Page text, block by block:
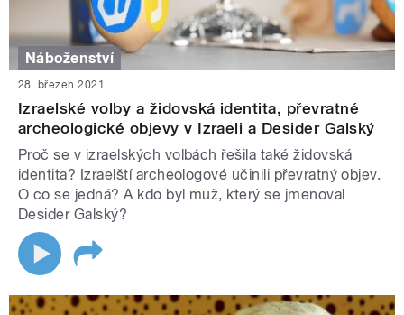
Náboženství
28. březen 2021
Izraelské volby a židovská identita, převratné
archeologické objevy v Izraeli a Desider Galský
Proč se v izraelských volbách řešila také židovská
identita? Izraelští archeologové učinili převratný objev.
O co se jedná? A kdo byl muž, který se jmenoval
Desider Galský?